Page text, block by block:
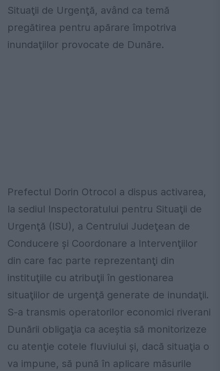
Situaţii de Urgenţă, având ca temă
pregătirea pentru apărare împotriva
inundaţiilor provocate de Dunăre.
Prefectul Dorin Otrocol a dispus activarea,
la sediul Inspectoratului pentru Situaţii de
Urgenţă (ISU), a Centrului Judeţean de
Conducere şi Coordonare a Intervenţiilor
din care fac parte reprezentanţi din
instituţiile cu atribuţii în gestionarea
situaţiilor de urgenţă generate de inundaţii.
S-a transmis operatorilor economici riverani
Dunării obligaţia ca aceştia să monitorizeze
cu atenţie cotele fluviului şi, dacă situaţia o
va impune, să pună în aplicare măsurile